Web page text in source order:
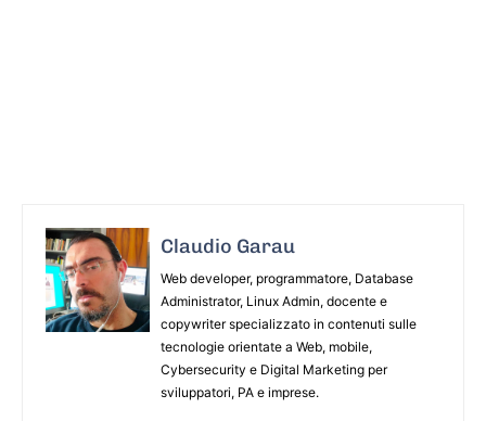
Claudio Garau
Web developer, programmatore, Database
Administrator, Linux Admin, docente e
copywriter specializzato in contenuti sulle
tecnologie orientate a Web, mobile,
Cybersecurity e Digital Marketing per
sviluppatori, PA e imprese.